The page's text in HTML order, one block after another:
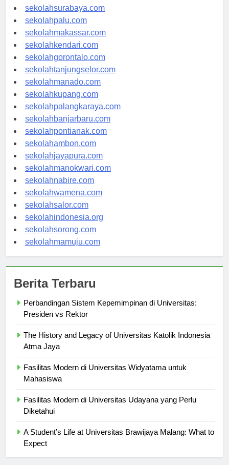
sekolahmataram.com
sekolahsurabaya.com
sekolahpalu.com
sekolahmakassar.com
sekolahkendari.com
sekolahgorontalo.com
sekolahtanjungselor.com
sekolahmanado.com
sekolahkupang.com
sekolahpalangkaraya.com
sekolahbanjarbaru.com
sekolahpontianak.com
sekolahambon.com
sekolahjayapura.com
sekolahmanokwari.com
sekolahnabire.com
sekolahwamena.com
sekolahsalor.com
sekolahindonesia.org
sekolahsorong.com
Perbandingan Sistem Kepemimpinan di Universitas:
The History and Legacy of Universitas Katolik Indonesia
Fasilitas Modern di Universitas Widyatama untuk
Fasilitas Modern di Universitas Udayana yang Perlu
A Student’s Life at Universitas Brawijaya Malang: What to